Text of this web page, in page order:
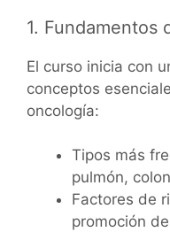
1. Fundamentos
El curso inicia con
conceptos
oncología:
Tipos más
pulmón,
Factores de
promoción